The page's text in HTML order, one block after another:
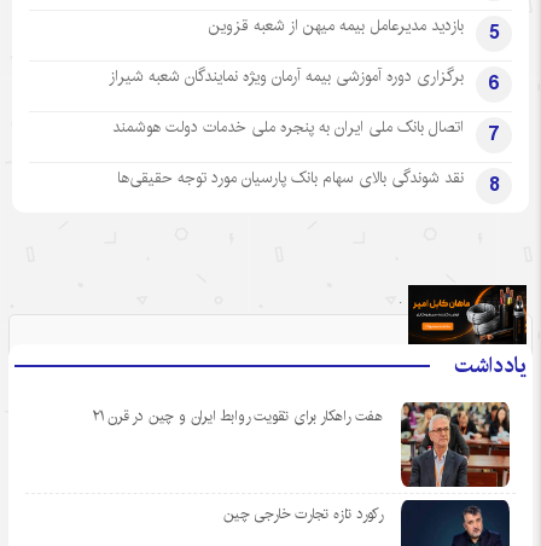
5 بازدید مدیرعامل بیمه میهن از شعبه قزوین
6 برگزاری دوره آموزشی بیمه آرمان ویژه نمایندگان شعبه شیراز
7 اتصال بانک ملی ایران به پنجره ملی خدمات دولت هوشمند
8 نقد شوندگی بالای سهام بانک پارسیان مورد توجه حقیقی‌ها
یادداشت
هفت راهکار برای تقویت روابط ایران و چین در قرن ۲۱
رکورد تازه تجارت خارجی چین
.